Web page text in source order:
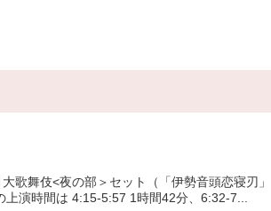
歌舞伎<夜の部＞セット（「伊勢音頭恋寝刃」
上演時間は 4:15-5:57 1時間42分、6:32-7...